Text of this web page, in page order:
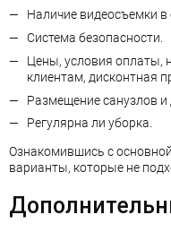
Наличие видеосъемки
Система безопасности.
Цены, условия оплаты,
клиентам, дисконтная
Размещение санузлов и
Регулярна ли уборка.
Ознакомившись с
варианты, которые не